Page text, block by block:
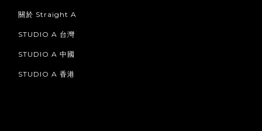
關於 Straight A
STUDIO A 台灣
STUDIO A 中國
STUDIO A 香港